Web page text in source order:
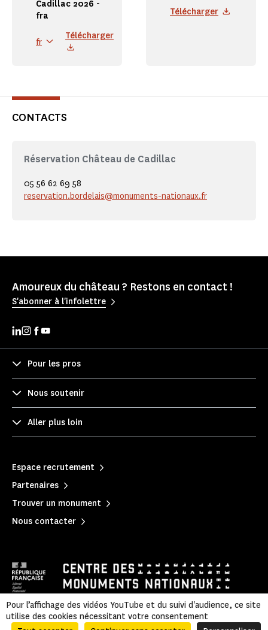
Cadillac 2026 -
fra
fr
Télécharger
Télécharger
CONTACTS
Réservation Château de Cadillac
05 56 62 69 58
reservation.bordelais@monuments-nationaux.fr
Amoureux du château ? Restons en contact !
S'abonner à l'infolettre
Pour les pros
Nous soutenir
Aller plus loin
Espace recrutement
Partenaires
Trouver un monument
Nous contacter
Mentions légales Politique de confidentialité
|
Pour l’affichage des vidéos YouTube et du suivi d'audience, ce site
utilise des cookies nécessitant votre consentement